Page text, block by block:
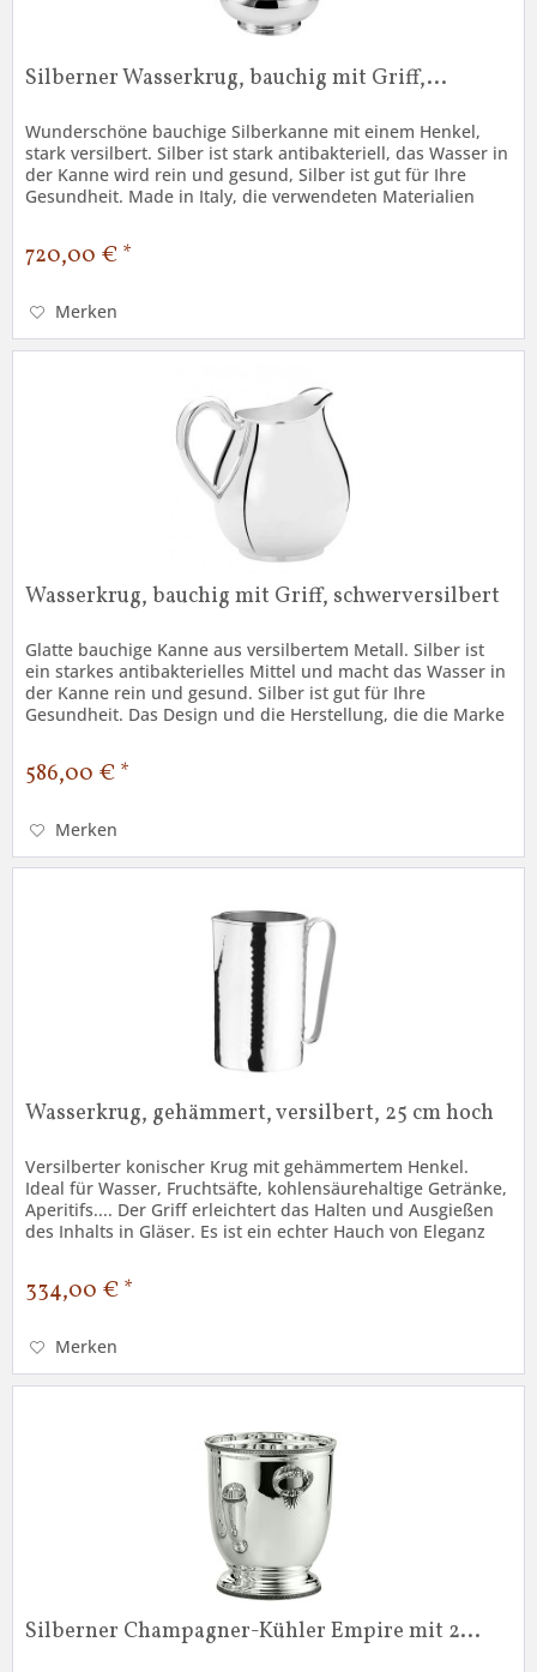
Silberner Wasserkrug, bauchig mit Griff,...
Wunderschöne bauchige Silberkanne mit einem Henkel,
stark versilbert. Silber ist stark antibakteriell, das Wasser in
der Kanne wird rein und gesund, Silber ist gut für Ihre
Gesundheit. Made in Italy, die verwendeten Materialien
720,00 € *
Merken
Wasserkrug, bauchig mit Griff, schwerversilbert
Glatte bauchige Kanne aus versilbertem Metall. Silber ist
ein starkes antibakterielles Mittel und macht das Wasser in
der Kanne rein und gesund. Silber ist gut für Ihre
Gesundheit. Das Design und die Herstellung, die die Marke
586,00 € *
Merken
Wasserkrug, gehämmert, versilbert, 25 cm hoch
Versilberter konischer Krug mit gehämmertem Henkel.
Ideal für Wasser, Fruchtsäfte, kohlensäurehaltige Getränke,
Aperitifs.... Der Griff erleichtert das Halten und Ausgießen
des Inhalts in Gläser. Es ist ein echter Hauch von Eleganz
334,00 € *
Merken
Silberner Champagner-Kühler Empire mit 2...